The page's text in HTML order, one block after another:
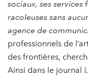
sociaux, ses
racoleuses sans
agence de
professionnels de
des frontières,
Ainsi dans le journal